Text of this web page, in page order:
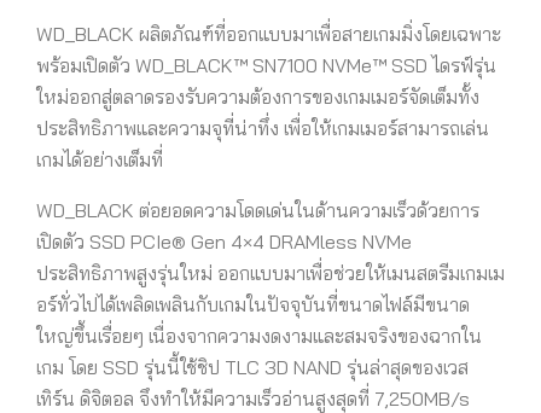
WD_BLACK ผลิตภัณฑ์ที่ออกแบบมาเพื่อสายเกมมิ่งโดยเฉพาะ
พร้อมเปิดตัว WD_BLACK™ SN7100 NVMe™ SSD ไดรฟ์รุ่น
ใหม่ออกสู่ตลาดรองรับความต้องการของเกมเมอร์จัดเต็มทั้ง
ประสิทธิภาพและความจุที่น่าทึ่ง เพื่อให้เกมเมอร์สามารถเล่น
เกมได้อย่างเต็มที่
WD_BLACK ต่อยอดความโดดเด่นในด้านความเร็วด้วยการ
เปิดตัว SSD PCIe® Gen 4×4 DRAMless NVMe
ประสิทธิภาพสูงรุ่นใหม่ ออกแบบมาเพื่อช่วยให้เมนสตรีมเกมเม
อร์ทั่วไปได้เพลิดเพลินกับเกมในปัจจุบันที่ขนาดไฟล์มีขนาด
ใหญ่ขึ้นเรื่อยๆ เนื่องจากความงดงามและสมจริงของฉากใน
เกม โดย SSD รุ่นนี้ใช้ชิป TLC 3D NAND รุ่นล่าสุดของเวส
เทิร์น ดิจิตอล จึงทำให้มีความเร็วอ่านสูงสุดที่ 7,250MB/s